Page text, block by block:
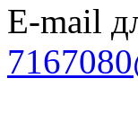
E-mail